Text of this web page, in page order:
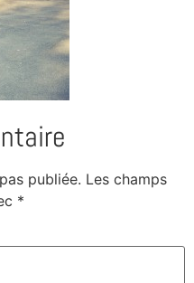
publiée. Les champs
*